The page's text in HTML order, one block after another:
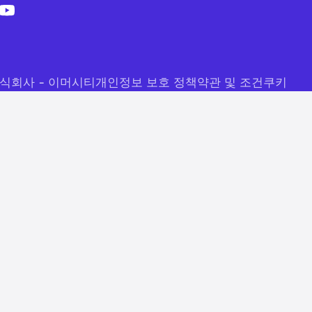
회사 - 이머시티개인정보 보호 정책약관 및 조건쿠키